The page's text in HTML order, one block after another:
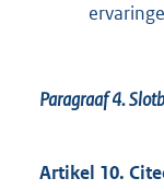
Paragraaf 4.
Artikel 10.